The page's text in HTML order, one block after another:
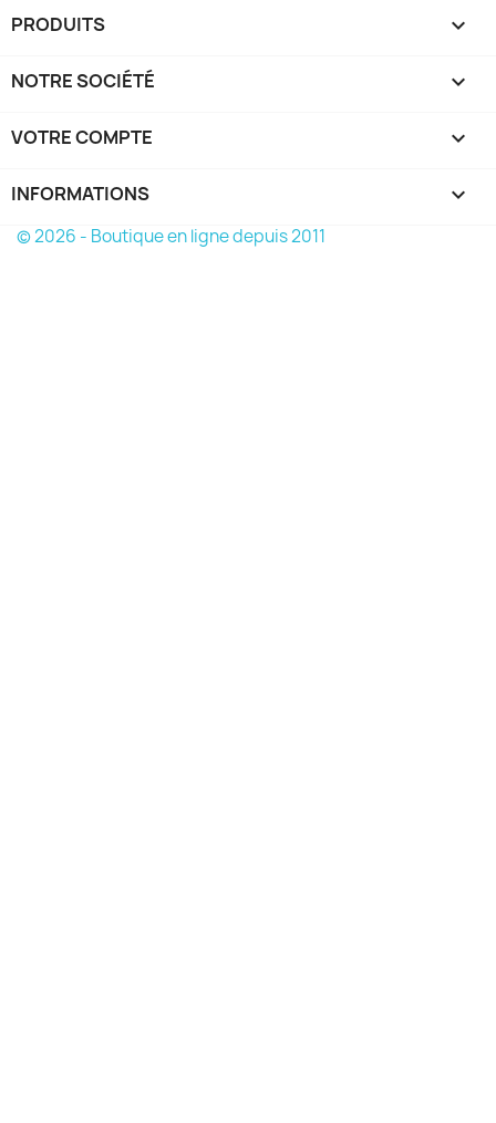
PRODUITS 
NOTRE SOCIÉTÉ 
VOTRE COMPTE 
INFORMATIONS keyboard_arrow_down
© 2026 - Boutique en ligne depuis 2011